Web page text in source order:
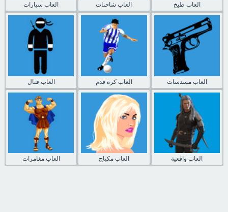
العاب سيارات العاب شاحنات العاب طبخ
العاب قتال العاب كرة قدم العاب مسدسات
العاب مغامرات العاب مكياج العاب واقعية